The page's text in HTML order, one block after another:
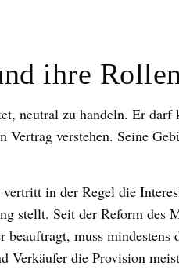
ihre Rollen
neutral zu handeln. Er darf
Vertrag verstehen. Seine
in der Regel die
stellt. Seit der Reform des
muss
Verkäufer die Provision